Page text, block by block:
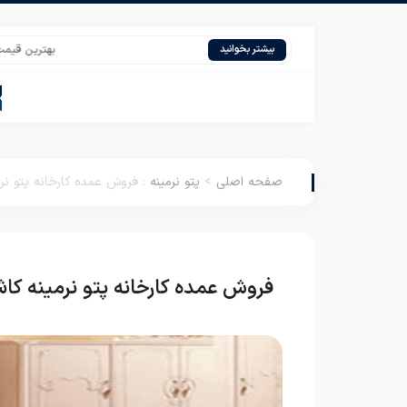
بیشتر بخوانید بهترین قیمت عمده
صفحه اصلی > پتو نرمینه : فروش عمده کارخانه پتو
فروش عمده کارخانه پتو نرمینه